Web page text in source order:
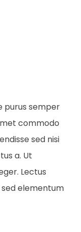
purus semper
commodo
sed nisi
a. Ut
Lectus
elementum